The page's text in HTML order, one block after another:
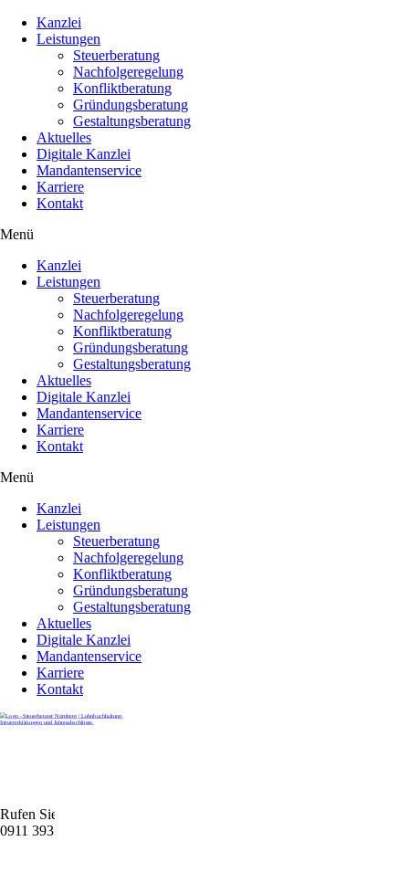
Kanzlei
Leistungen
Steuerberatung
Nachfolgeregelung
Konfliktberatung
Gründungsberatung
Gestaltungsberatung
Aktuelles
Digitale Kanzlei
Mandantenservice
Karriere
Kontakt
Menü
Kanzlei
Leistungen
Steuerberatung
Nachfolgeregelung
Konfliktberatung
Gründungsberatung
Gestaltungsberatung
Aktuelles
Digitale Kanzlei
Mandantenservice
Karriere
Kontakt
Menü
Kanzlei
Leistungen
Steuerberatung
Nachfolgeregelung
Konfliktberatung
Gründungsberatung
Gestaltungsberatung
Aktuelles
Digitale Kanzlei
Mandantenservice
Karriere
Kontakt
Rufen Sie uns gerne an
0911 39372790